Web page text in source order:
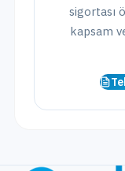
sigortası
kapsam